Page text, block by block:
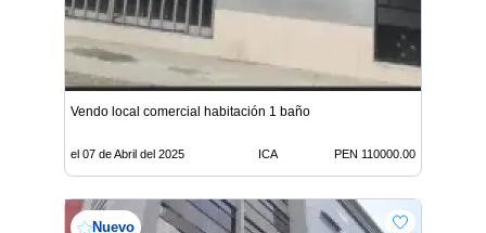
Vendo local comercial habitación 1 baño
el 07 de Abril del 2025 ICA PEN 110000.00
Nuevo